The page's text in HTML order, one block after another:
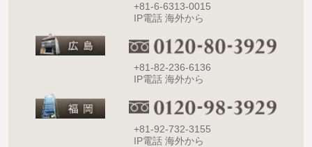
+81-6-6313-0015
IP電話 海外から
+81-82-236-6136
IP電話 海外から
+81-92-732-3155
IP電話 海外から